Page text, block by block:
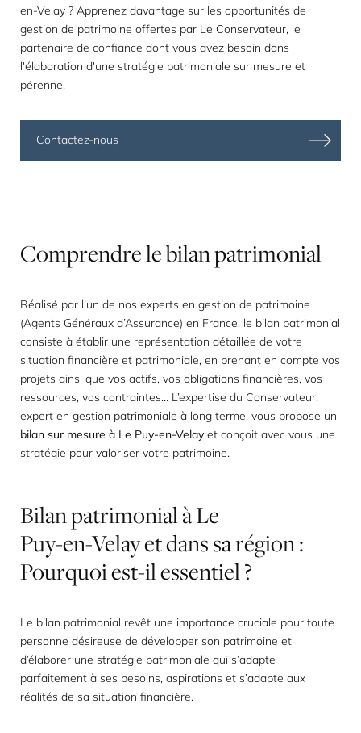
en-Velay ? Apprenez davantage sur les opportunités de
gestion de patrimoine offertes par Le Conservateur, le
partenaire de confiance dont vous avez besoin dans
l'élaboration d'une stratégie patrimoniale sur mesure et
pérenne.
Contactez-nous
Comprendrelebilanpatrimonial
Réalisé par l’un de nos experts en gestion de patrimoine
(Agents Généraux d’Assurance) en France, le bilan patrimonial
consiste à établir une représentation détaillée de votre
situation financière et patrimoniale, en prenant en compte vos
projets ainsi que vos actifs, vos obligations financières, vos
ressources, vos contraintes… L’expertise du Conservateur,
expert en gestion patrimoniale à long terme, vous propose un
bilan sur mesure à Le Puy-en-Velay et conçoit avec vous une
stratégie pour valoriser votre patrimoine.
BilanpatrimonialàLe
Puy-en-Velayetdanssarégion:
Pourquoiest-ilessentiel?
Le bilan patrimonial revêt une importance cruciale pour toute
personne désireuse de développer son patrimoine et
d’élaborer une stratégie patrimoniale qui s’adapte
parfaitement à ses besoins, aspirations et s’adapte aux
réalités de sa situation financière.